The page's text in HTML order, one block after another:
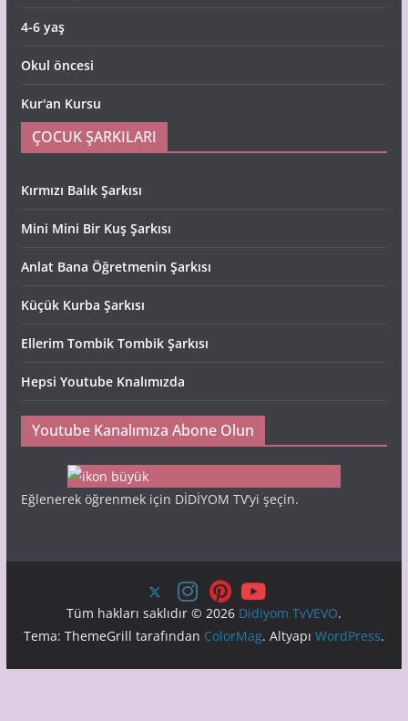
4-6 yaş
Okul öncesi
Kur'an Kursu
ÇOCUK ŞARKILARI
Kırmızı Balık Şarkısı
Mini Mini Bir Kuş Şarkısı
Anlat Bana Öğretmenin Şarkısı
Küçük Kurba Şarkısı
Ellerim Tombik Tombik Şarkısı
Hepsi Youtube Knalımızda
Youtube Kanalımıza Abone Olun
Eğlenerek öğrenmek için DİDİYOM TV’yi şeçin.
Tüm hakları saklıdır © 2026 Didiyom TvVEVO.
Tema: ThemeGrill tarafından ColorMag. Altyapı WordPress.